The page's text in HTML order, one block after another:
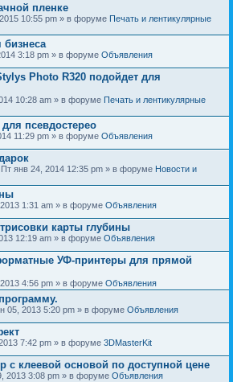
пленке
10:55 pm » в форуме Печать и лентикулярные
3:18 pm » в форуме Объявления
Photo R320 подойдет для
10:28 am » в форуме Печать и лентикулярные
псевдостерео
11:29 pm » в форуме Объявления
янв 24, 2014 12:35 pm » в форуме Новости и
1:31 am » в форуме Объявления
карты глубины
12:19 am » в форуме Объявления
УФ-принтеры для прямой
4:56 pm » в форуме Объявления
05, 2013 5:20 pm » в форуме Объявления
7:42 pm » в форуме 3DMasterKit
с клеевой основой по доступной цене
2013 3:08 pm » в форуме Объявления